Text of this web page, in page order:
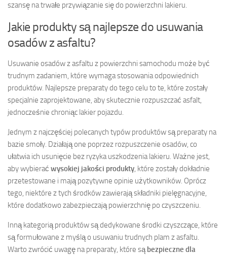
szansę na trwałe przywiązanie się do powierzchni lakieru.
Jakie produkty są najlepsze do usuwania
osadów z asfaltu?
Usuwanie osadów z asfaltu z powierzchni samochodu może być
trudnym zadaniem, które wymaga stosowania odpowiednich
produktów. Najlepsze preparaty do tego celu to te, które zostały
specjalnie zaprojektowane, aby skutecznie rozpuszczać asfalt,
jednocześnie chroniąc lakier pojazdu.
Jednym z najczęściej polecanych typów produktów są preparaty na
bazie smoły. Działają one poprzez rozpuszczenie osadów, co
ułatwia ich usunięcie bez ryzyka uszkodzenia lakieru. Ważne jest,
aby wybierać wysokiej jakości produkty, które zostały dokładnie
przetestowane i mają pozytywne opinie użytkowników. Oprócz
tego, niektóre z tych środków zawierają składniki pielęgnacyjne,
które dodatkowo zabezpieczają powierzchnię po czyszczeniu.
Inną kategorią produktów są dedykowane środki czyszczące, które
są formułowane z myślą o usuwaniu trudnych plam z asfaltu.
Warto zwrócić uwagę na preparaty, które są bezpieczne dla